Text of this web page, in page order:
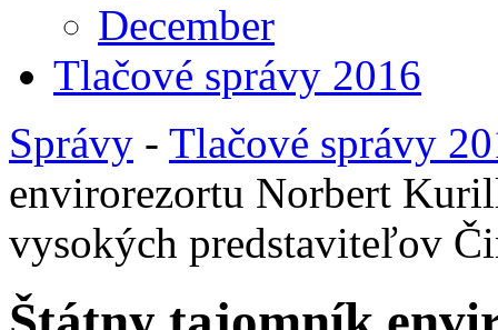
December
Tlačové správy 2016
Správy - Tlačové správy
envirorezortu Norbert
vysokých predstaviteľov